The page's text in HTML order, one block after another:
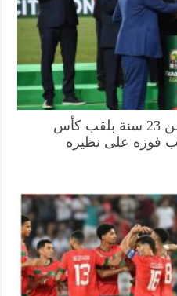
توج المنتخب الوطني لأقل من 23 سنة بلقب كأس
فوزه على نظيره